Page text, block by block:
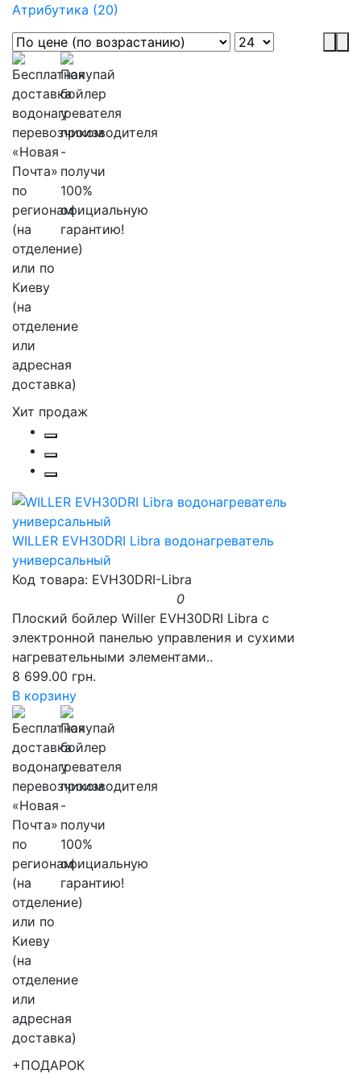
Атрибутика (20)
Хит продаж
WILLER EVH30DRI Libra водонагреватель
универсальный
Код товара: EVH30DRI-Libra
0
Плоский бойлер Willer EVH30DRI Libra с
электронной панелью управления и сухими
нагревательными элементами..
8 699.00 грн.
В корзину
+ПОДАРОК